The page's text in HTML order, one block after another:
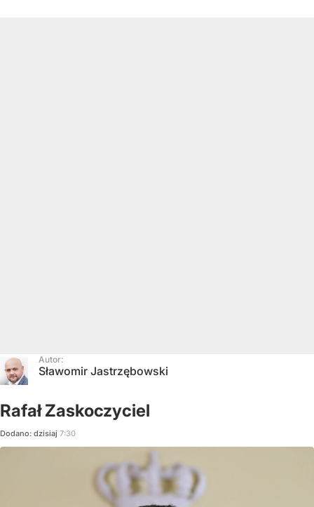
Autor:
Sławomir Jastrzębowski
Rafał Zaskoczyciel
Dodano: dzisiaj 7:30